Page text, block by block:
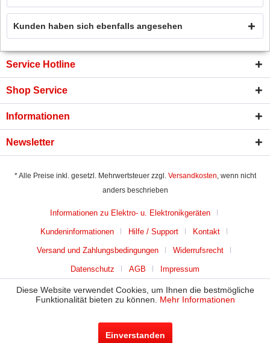
Kunden haben sich ebenfalls angesehen
Service Hotline
Shop Service
Informationen
Newsletter
* Alle Preise inkl. gesetzl. Mehrwertsteuer zzgl. Versandkosten, wenn nicht
anders beschrieben
Informationen zu Elektro- u. Elektronikgeräten
Kundeninformationen Hilfe / Support Kontakt
Versand und Zahlungsbedingungen Widerrufsrecht
Datenschutz AGB Impressum
Diese Website verwendet Cookies, um Ihnen die bestmögliche
Funktionalität bieten zu können. Mehr Informationen
Einverstanden